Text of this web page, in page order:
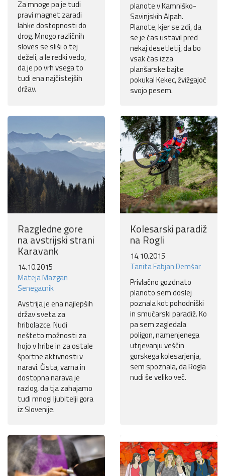
Za mnoge pa je tudi
pravi magnet zaradi
lahke dostopnosti do
drog. Mnogo različnih
sloves se sliši o tej
deželi, a le redki vedo,
da je po vrh vsega to
tudi ena najčistejših
držav.
planote v Kamniško-
Savinjskih Alpah.
Planote, kjer se zdi, da
se je čas ustavil pred
nekaj desetletij, da bo
vsak čas izza
planšarske bajte
pokukal Kekec, žvižgajoč
svojo pesem.
Razgledne gore
na avstrijski strani
Karavank
14.10.2015
Mateja Mazgan
Senegacnik
Avstrija je ena najlepših
držav sveta za
hribolazce. Nudi
nešteto možnosti za
hojo v hribe in za ostale
športne aktivnosti v
naravi. Čista, varna in
dostopna narava je
razlog, da tja zahajamo
tudi mnogi ljubitelji gora
iz Slovenije.
Kolesarski paradiž
na Rogli
14.10.2015
Tanita Fabjan Demšar
Privlačno gozdnato
planoto sem doslej
poznala kot pohodniški
in smučarski paradiž. Ko
pa sem zagledala
poligon, namenjenega
utrjevanju veščin
gorskega kolesarjenja,
sem spoznala, da Rogla
nudi še veliko več.